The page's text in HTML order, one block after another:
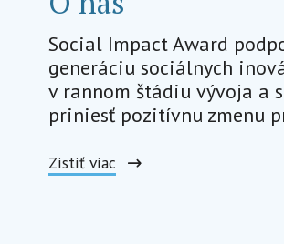
Social Impact Award
generáciu sociálnych
v rannom štádiu vývoja a
priniesť pozitívnu zmenu
Zistiť viac